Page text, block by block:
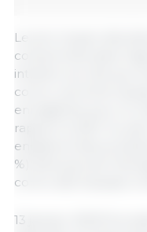
Le prix moyen des
consommés dans
intrants non liés aux
connu une forte
enregistrée pour le
rapport à 2021. Au
engrais et des
%) ainsi que de
connu des hausses
13 janvier 2023/